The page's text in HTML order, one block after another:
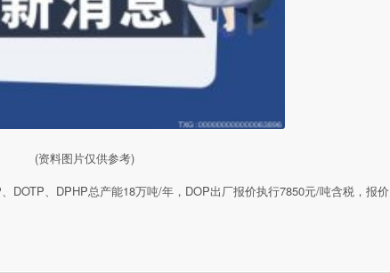
(资料图片仅供参考)
DOTP、DPHP总产能18万吨/年，DOP出厂报价执行7850元/吨含税，报价